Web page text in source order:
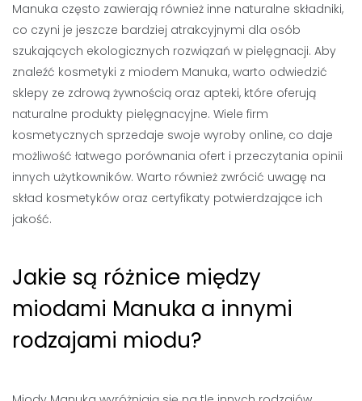
Manuka często zawierają również inne naturalne składniki,
co czyni je jeszcze bardziej atrakcyjnymi dla osób
szukających ekologicznych rozwiązań w pielęgnacji. Aby
znaleźć kosmetyki z miodem Manuka, warto odwiedzić
sklepy ze zdrową żywnością oraz apteki, które oferują
naturalne produkty pielęgnacyjne. Wiele firm
kosmetycznych sprzedaje swoje wyroby online, co daje
możliwość łatwego porównania ofert i przeczytania opinii
innych użytkowników. Warto również zwrócić uwagę na
skład kosmetyków oraz certyfikaty potwierdzające ich
jakość.
Jakie są różnice między
miodami Manuka a innymi
rodzajami miodu?